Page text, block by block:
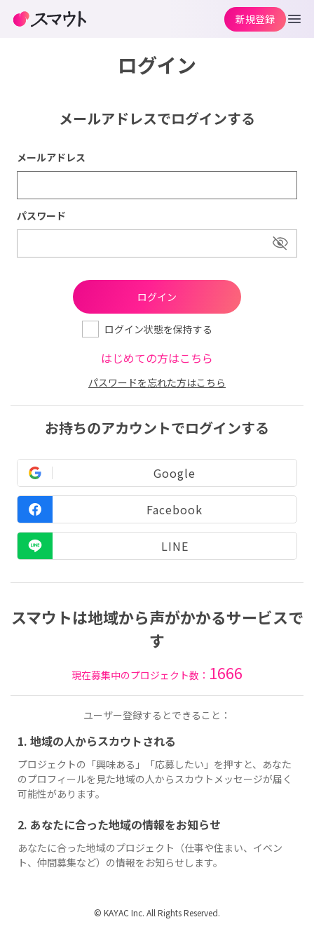
ログイン
メールアドレスでログインする
メールアドレス
パスワード
ログイン状態を保持する
はじめての方はこちら
パスワードを忘れた方はこちら
お持ちのアカウントでログインする
Google
Facebook
LINE
スマウトは地域から声がかかるサービスで
す
現在募集中のプロジェクト数： 1666
ユーザー登録するとできること：
1. 地域の人からスカウトされる
プロジェクトの「興味ある」「応募したい」を押すと、あなた
のプロフィールを見た地域の人からスカウトメッセージが届く
可能性があります。
2. あなたに合った地域の情報をお知らせ
あなたに合った地域のプロジェクト（仕事や住まい、イベン
ト、仲間募集など）の情報をお知らせします。
新規登録
© KAYAC Inc. All Rights Reserved.